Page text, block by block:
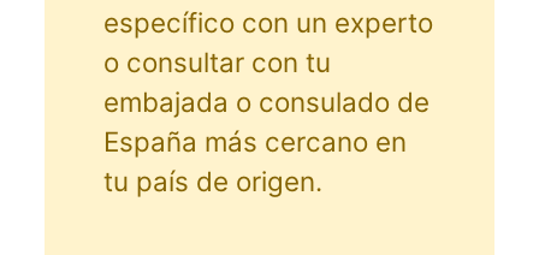
específico con un experto
o consultar con tu
embajada o consulado de
España más cercano en
tu país de origen.